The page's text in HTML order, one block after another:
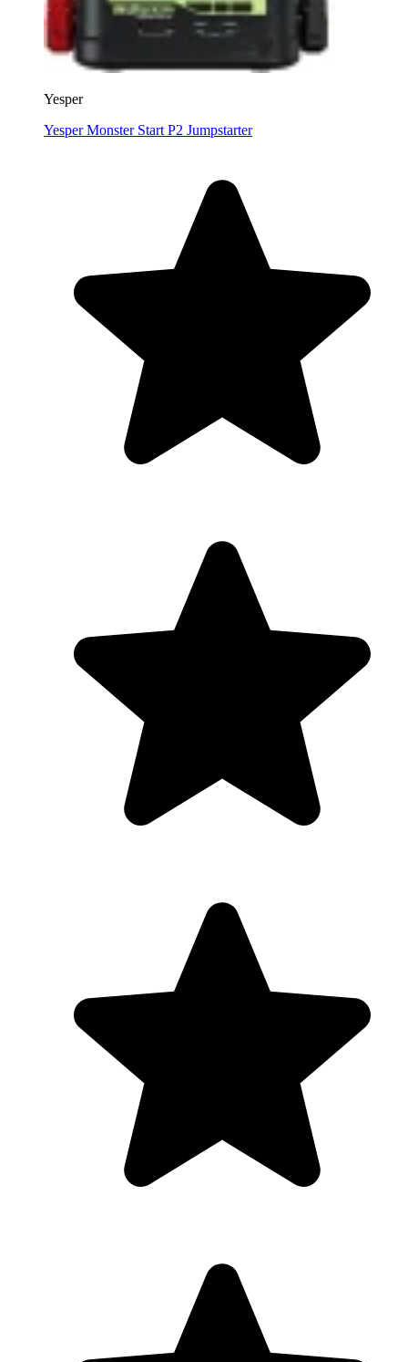
Yesper
Yesper Monster Start P2 Jumpstarter